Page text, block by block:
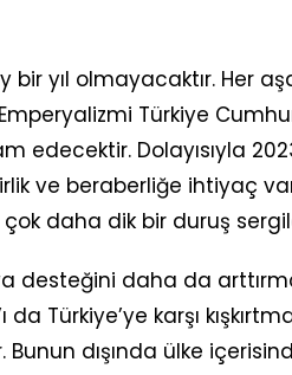
bir yıl olmayacaktır. Her
Türkiye
edecektir. Dolayısıyla
ve beraberliğe ihtiyaç
daha dik bir duruş
desteğini daha da
Türkiye’ye karşı
dışında ülke